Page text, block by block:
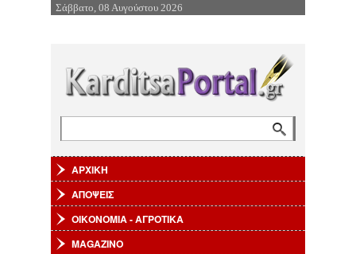
Επιστροφή στην Πλοήγηση
Σάββατο, 08 Αυγούστου 2026
ΑΡΧΙΚΗ
ΑΠΟΨΕΙΣ
ΟΙΚΟΝΟΜΙΑ - ΑΓΡΟΤΙΚΑ
MAGAZINO